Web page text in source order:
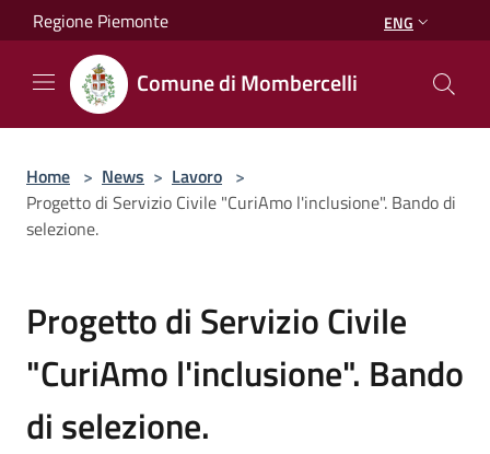
Salta al contenuto principale
Regione Piemonte ENG
Comune di Mombercelli
Home > News > Lavoro >
Progetto di Servizio Civile "CuriAmo l'inclusione". Bando di
selezione.
Progetto di Servizio Civile
"CuriAmo l'inclusione". Bando
di selezione.